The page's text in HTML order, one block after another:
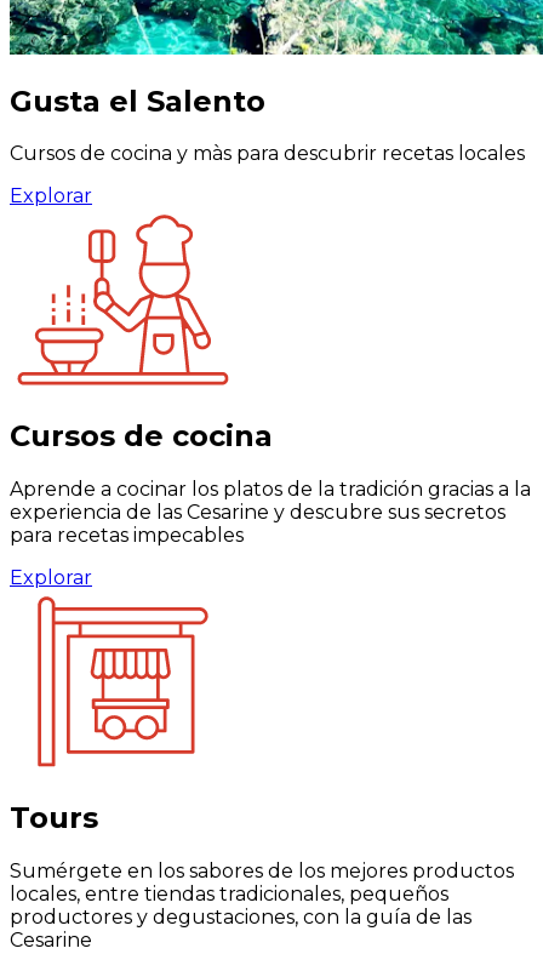
Gusta el Salento
Cursos de cocina y màs para descubrir recetas locales
Explorar
Cursos de cocina
Aprende a cocinar los platos de la tradición gracias a la
experiencia de las Cesarine y descubre sus secretos
para recetas impecables
Explorar
Tours
Sumérgete en los sabores de los mejores productos
locales, entre tiendas tradicionales, pequeños
productores y degustaciones, con la guía de las
Cesarine